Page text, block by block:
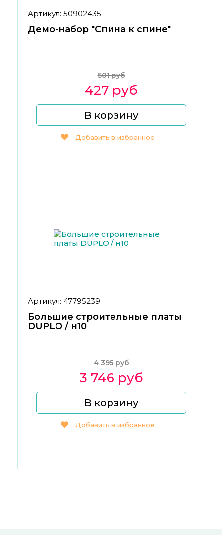
Артикул: 50902435
Демо-набор "Спина к спине"
501 руб
427 руб
В корзину
Добавить в избранное
Артикул: 47795239
Большие строительные платы
DUPLO / н10
4 395 руб
3 746 руб
В корзину
Добавить в избранное